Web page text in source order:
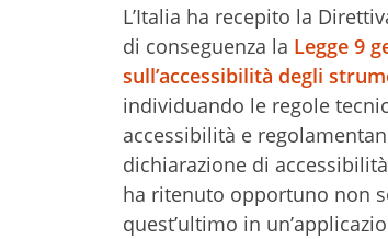
L’Italia ha recepito la
di conseguenza la Legge 9
sull’accessibilità degli
individuando le regole
accessibilità e
dichiarazione di
ha ritenuto opportuno non
quest’ultimo in